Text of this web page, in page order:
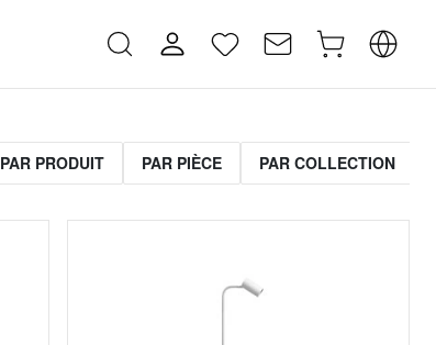
PAR PRODUIT PAR PIÈCE PAR COLLECTION